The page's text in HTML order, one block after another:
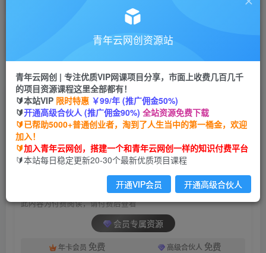
搭建同款网站，自己当老板
首页 创业课程 会员专属 正文
（6996期）美食类视频号带货【内含去重方法】
青年云网创 关注 私信
1014 89
（6996期）美食类视频号带货【内含去重方法】
此内容为付费阅读，请付费后查看
会员专属资源
年卡会员 免费 高级合伙人 免费
青年云网创资源站
青年云网创 | 专注优质VIP网课项目分享，市面上收费几百几千
的项目资源课程这里全部都有！
🔰本站VIP 限时特惠 ￥99/年 (推广佣金50%)
🔰开通高级合伙人 (推广佣金90%) 全站资源免费下载
🔰已帮助5000+普通创业者，淘到了人生当中的第一桶金，欢迎
加入！
🔰加入青年云网创，搭建一个和青年云网创一样的知识付费平台
🔰本站每日稳定更新20-30个最新优质项目课程
开通VIP会员 开通高级合伙人